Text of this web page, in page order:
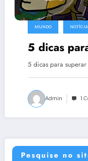
MUNDO
5 dicas
5 dicas para superar
Admin 1
Pesquise no